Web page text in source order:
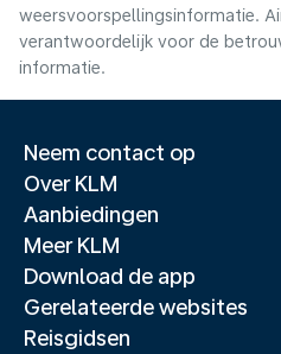
weersvoorspellingsinformatie.
verantwoordelijk voor de
informatie.
Neem contact op
Over KLM
Aanbiedingen
Meer KLM
Download de app
Gerelateerde websites
Reisgidsen